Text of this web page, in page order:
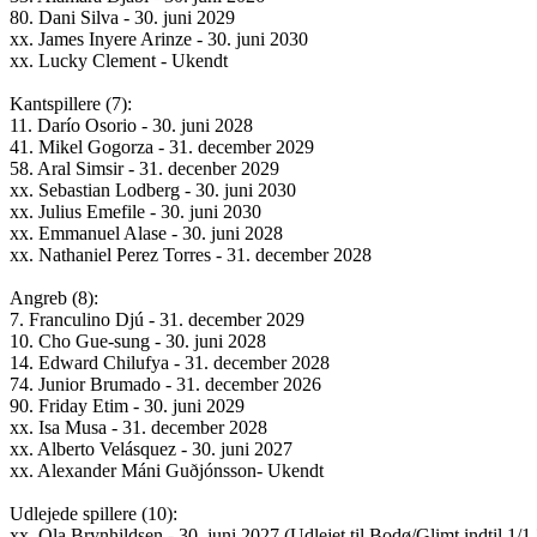
80. Dani Silva - 30. juni 2029
xx. James Inyere Arinze - 30. juni 2030
xx. Lucky Clement - Ukendt
Kantspillere (7):
11. Darío Osorio - 30. juni 2028
41. Mikel Gogorza - 31. december 2029
58. Aral Simsir - 31. decenber 2029
xx. Sebastian Lodberg - 30. juni 2030
xx. Julius Emefile - 30. juni 2030
xx. Emmanuel Alase - 30. juni 2028
xx. Nathaniel Perez Torres - 31. december 2028
Angreb (8):
7. Franculino Djú - 31. december 2029
10. Cho Gue-sung - 30. juni 2028
14. Edward Chilufya - 31. december 2028
74. Junior Brumado - 31. december 2026
90. Friday Etim - 30. juni 2029
xx. Isa Musa - 31. december 2028
xx. Alberto Velásquez - 30. juni 2027
xx. Alexander Máni Guðjónsson- Ukendt
Udlejede spillere (10):